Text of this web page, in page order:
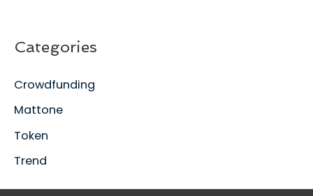
Categories
Crowdfunding
Mattone
Token
Trend